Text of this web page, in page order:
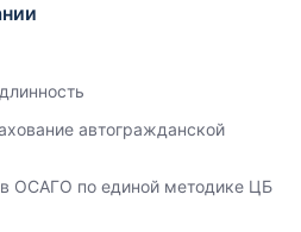
автогражданской
ОСАГО по единой методике ЦБ